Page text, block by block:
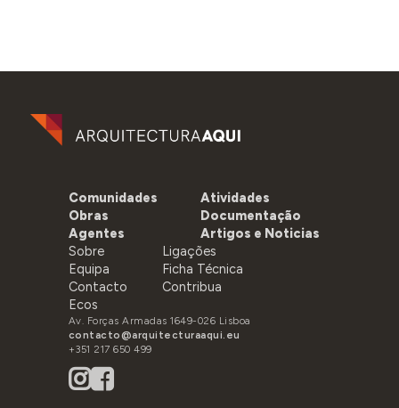
Comunidades
Obras
Agentes
Atividades
Documentação
Artigos e Noticias
Sobre
Equipa
Contacto
Ecos
Ligações
Ficha Técnica
Contribua
Av. Forças Armadas 1649-026 Lisboa
contacto@arquitecturaaqui.eu
+351 217 650 499